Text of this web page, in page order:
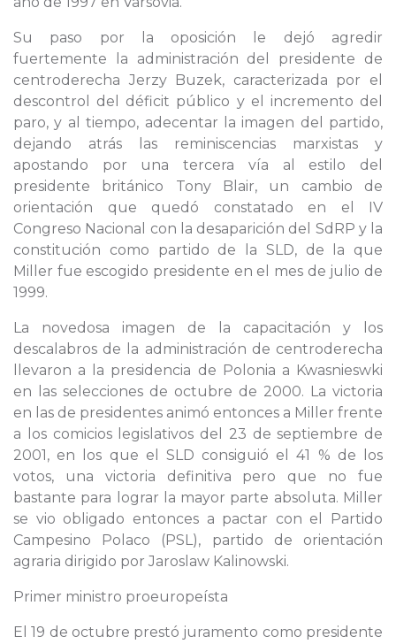
Su paso por la oposición le dejó agredir
fuertemente la administración del presidente de
centroderecha Jerzy Buzek, caracterizada por el
descontrol del déficit público y el incremento del
paro, y al tiempo, adecentar la imagen del partido,
dejando atrás las reminiscencias marxistas y
apostando por una tercera vía al estilo del
presidente británico Tony Blair, un cambio de
orientación que quedó constatado en el IV
Congreso Nacional con la desaparición del SdRP y la
constitución como partido de la SLD, de la que
Miller fue escogido presidente en el mes de julio de
1999.
La novedosa imagen de la capacitación y los
descalabros de la administración de centroderecha
llevaron a la presidencia de Polonia a Kwasnieswki
en las selecciones de octubre de 2000. La victoria
en las de presidentes animó entonces a Miller frente
a los comicios legislativos del 23 de septiembre de
2001, en los que el SLD consiguió el 41 % de los
votos, una victoria definitiva pero que no fue
bastante para lograr la mayor parte absoluta. Miller
se vio obligado entonces a pactar con el Partido
Campesino Polaco (PSL), partido de orientación
agraria dirigido por Jaroslaw Kalinowski.
Primer ministro proeuropeísta
El 19 de octubre prestó juramento como presidente